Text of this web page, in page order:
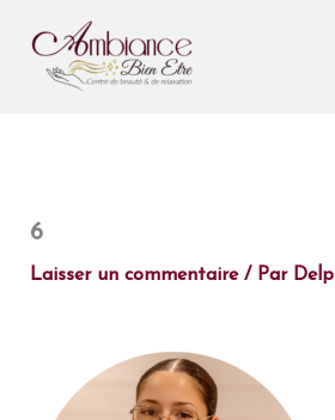
contenu
6
Laisser un commentaire / Par